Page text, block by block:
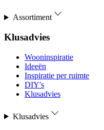
Assortiment
Klusadvies
Wooninspiratie
Ideeën
Inspiratie per ruimte
DIY's
Klusadvies
Klusadvies